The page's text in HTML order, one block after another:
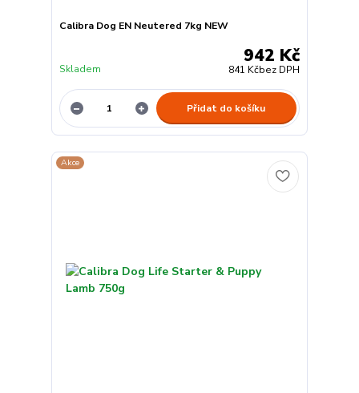
Calibra Dog EN Neutered 7kg NEW
942 Kč
841 Kčbez DPH
Skladem
Přidat do košíku
Akce